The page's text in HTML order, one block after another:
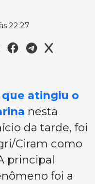
22:27
atingiu o
nesta
da tarde, foi
Ciram como
principal
foi a